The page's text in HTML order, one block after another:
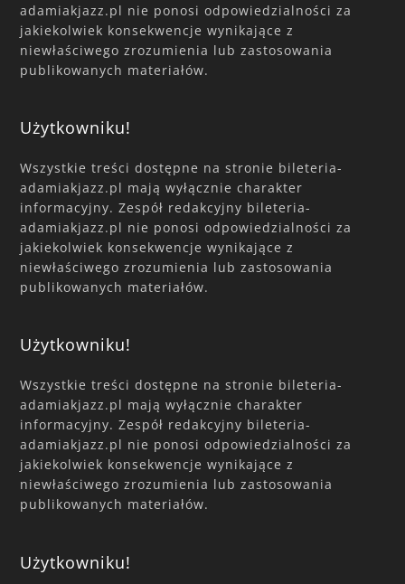
adamiakjazz.pl nie ponosi odpowiedzialności za
jakiekolwiek konsekwencje wynikające z
niewłaściwego zrozumienia lub zastosowania
publikowanych materiałów.
Użytkowniku!
Wszystkie treści dostępne na stronie bileteria-
adamiakjazz.pl mają wyłącznie charakter
informacyjny. Zespół redakcyjny bileteria-
adamiakjazz.pl nie ponosi odpowiedzialności za
jakiekolwiek konsekwencje wynikające z
niewłaściwego zrozumienia lub zastosowania
publikowanych materiałów.
Użytkowniku!
Wszystkie treści dostępne na stronie bileteria-
adamiakjazz.pl mają wyłącznie charakter
informacyjny. Zespół redakcyjny bileteria-
adamiakjazz.pl nie ponosi odpowiedzialności za
jakiekolwiek konsekwencje wynikające z
niewłaściwego zrozumienia lub zastosowania
publikowanych materiałów.
Użytkowniku!